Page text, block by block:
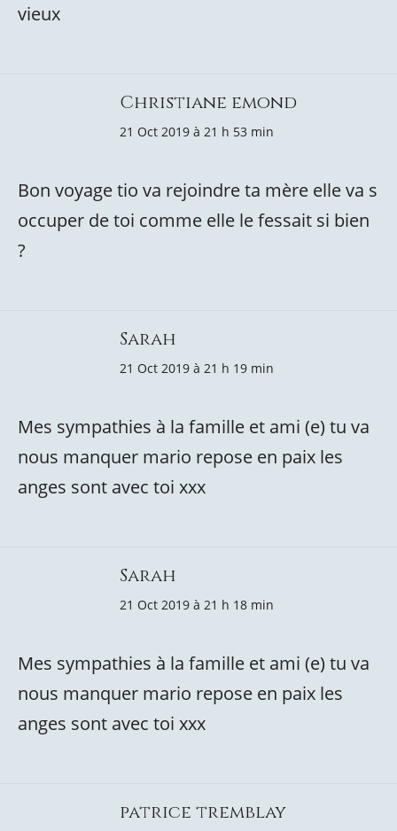
vieux
Christiane emond
21 Oct 2019 à 21 h 53 min
Bon voyage tio va rejoindre ta mère elle va s
occuper de toi comme elle le fessait si bien
?
Sarah
21 Oct 2019 à 21 h 19 min
Mes sympathies à la famille et ami (e) tu va
nous manquer mario repose en paix les
anges sont avec toi xxx
Sarah
21 Oct 2019 à 21 h 18 min
Mes sympathies à la famille et ami (e) tu va
nous manquer mario repose en paix les
anges sont avec toi xxx
patrice tremblay